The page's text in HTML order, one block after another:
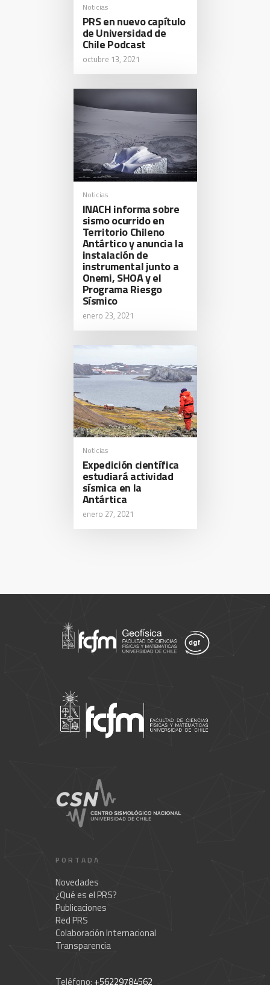
Noticias
PRS en nuevo capítulo
de Universidad de
Chile Podcast
octubre 13, 2021
Noticias
INACH informa sobre
sismo ocurrido en
Territorio Chileno
Antártico y anuncia la
instalación de
instrumental junto a
Onemi, SHOA y el
Programa Riesgo
Sísmico
enero 23, 2021
Noticias
Expedición científica
estudiará actividad
sísmica en la
Antártica
enero 27, 2021
PORTADA
Novedades
¿Qué es el PRS?
Publicaciones
Red PRS
Colaboración Internacional
Transparencia
Teléfono: +56229784562